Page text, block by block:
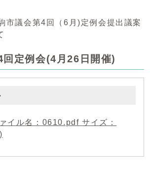
議会第4回（6月)定例会提出議案
回定例会(4月26日開催)
イル名：0610.pdf サイズ：